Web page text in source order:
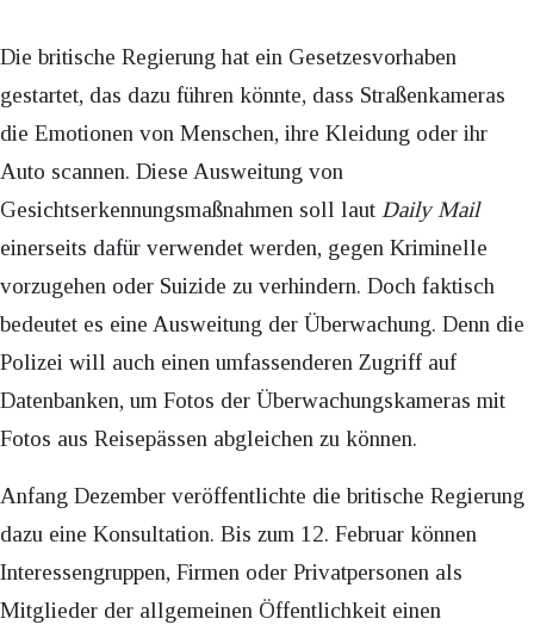
Die britische Regierung hat ein Gesetzesvorhaben
gestartet, das dazu führen könnte, dass Straßenkameras
die Emotionen von Menschen, ihre Kleidung oder ihr
Auto scannen. Diese Ausweitung von
Gesichtserkennungsmaßnahmen soll laut Daily Mail
einerseits dafür verwendet werden, gegen Kriminelle
vorzugehen oder Suizide zu verhindern. Doch faktisch
bedeutet es eine Ausweitung der Überwachung. Denn die
Polizei will auch einen umfassenderen Zugriff auf
Datenbanken, um Fotos der Überwachungskameras mit
Fotos aus Reisepässen abgleichen zu können.
Anfang Dezember veröffentlichte die britische Regierung
dazu eine Konsultation. Bis zum 12. Februar können
Interessengruppen, Firmen oder Privatpersonen als
Mitglieder der allgemeinen Öffentlichkeit einen